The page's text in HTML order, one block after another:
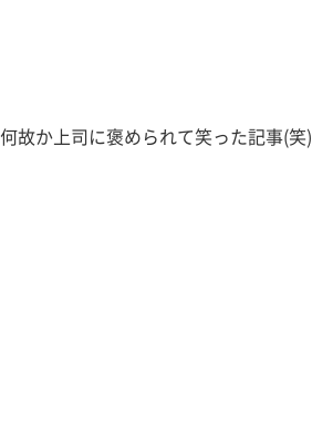
何故か上司に褒められて笑った記事(笑)